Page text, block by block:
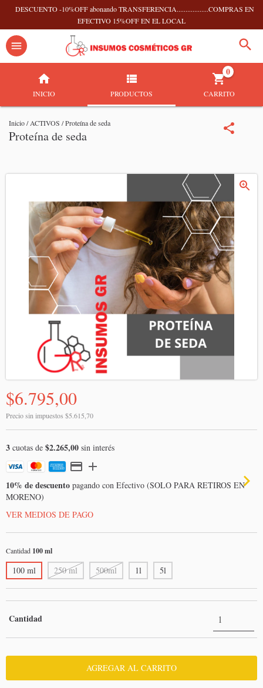
DESCUENTO -10%OFF abonando TRANSFERENCIA..................COMPRAS EN
EFECTIVO 15%OFF EN EL LOCAL
INICIO PRODUCTOS CARRITO
0
Inicio/ACTIVOS /Proteína de seda
Proteína de seda
$6.795,00
Precio sin impuestos $5.615,70
3 cuotas de $2.265,00 sin interés
10% de descuento pagando con Efectivo (SOLO PARA RETIROS EN
MORENO)
VER MEDIOS DE PAGO
Cantidad 100 ml
100 ml 250 ml 500ml 1l 5l
Cantidad